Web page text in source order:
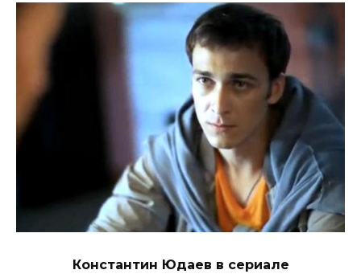
Константин Юдаев в сериале